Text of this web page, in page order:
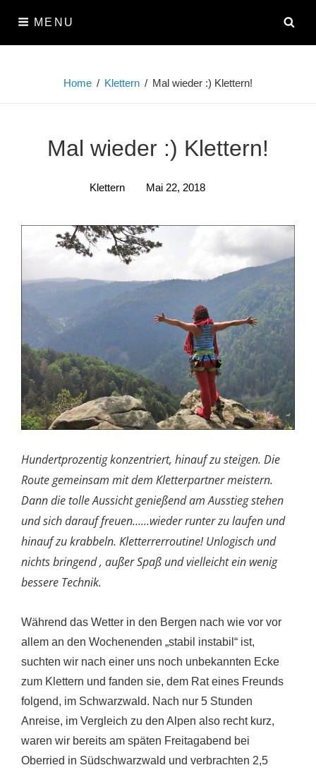
content
MENU
Home / Klettern / Mal wieder :) Klettern!
Mal wieder :) Klettern!
Klettern Mai 22, 2018
Hundertprozentig konzentriert, hinauf zu steigen. Die
Route gemeinsam mit dem Kletterpartner meistern.
Dann die tolle Aussicht genießend am Ausstieg stehen
und sich darauf freuen……wieder runter zu laufen und
hinauf zu krabbeln. Kletterrerroutine! Unlogisch und
nichts bringend , außer Spaß und vielleicht ein wenig
bessere Technik.
Während das Wetter in den Bergen nach wie vor vor
allem an den Wochenenden „stabil instabil“ ist,
suchten wir nach einer uns noch unbekannten Ecke
zum Klettern und fanden sie, dem Rat eines Freunds
folgend, im Schwarzwald. Nach nur 5 Stunden
Anreise, im Vergleich zu den Alpen also recht kurz,
waren wir bereits am späten Freitagabend bei
Oberried in Südschwarzwald und verbrachten 2,5